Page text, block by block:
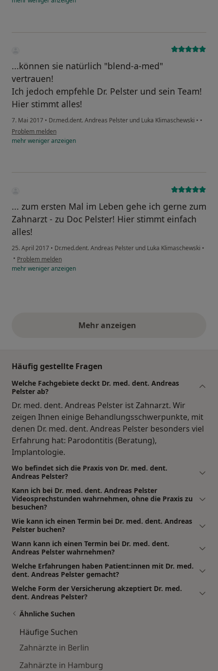
...können sie natürlich "blend-a-med"
vertrauen!
Ich jedoch empfehle Dr. Pelster und sein Team!
Hier stimmt alles!
7. Mai 2017 • Dr.med.dent. Andreas Pelster und Luka Klimaschewski • •
Problem melden
mehrwenigeranzeigen
... zum ersten Mal im Leben gehe ich gerne zum
Zahnarzt - zu Doc Pelster! Hier stimmt einfach
alles!
25. April 2017 • Dr.med.dent. Andreas Pelster und Luka Klimaschewski •
• Problem melden
mehrwenigeranzeigen
Mehr anzeigenobige Stellungnahmen
Häufig gestellte Fragen
Welche Fachgebiete deckt Dr. med. dent. Andreas
Pelster ab?
Dr. med. dent. Andreas Pelster ist Zahnarzt. Wir
zeigen Ihnen einige Behandlungsschwerpunkte, mit
denen Dr. med. dent. Andreas Pelster besonders viel
Erfahrung hat: Parodontitis (Beratung),
Implantologie.
Wo befindet sich die Praxis von Dr. med. dent.
Andreas Pelster?
Kann ich bei Dr. med. dent. Andreas Pelster
Videosprechstunden wahrnehmen, ohne die Praxis zu
besuchen?
Wie kann ich einen Termin bei Dr. med. dent. Andreas
Pelster buchen?
Wann kann ich einen Termin bei Dr. med. dent.
Andreas Pelster wahrnehmen?
Welche Erfahrungen haben Patient:innen mit Dr. med.
dent. Andreas Pelster gemacht?
Welche Form der Versicherung akzeptiert Dr. med.
dent. Andreas Pelster?
Ähnliche Suchen
Häufige Suchen
Zahnärzte in Berlin
Zahnärzte in Hamburg